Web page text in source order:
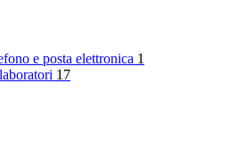
e posta elettronica 1
17